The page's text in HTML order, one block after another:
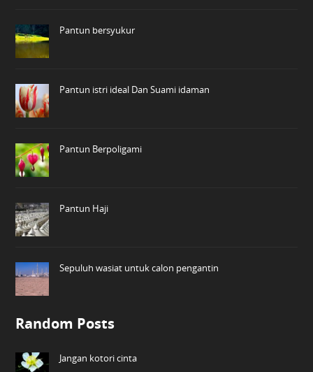
Pantun bersyukur
Pantun istri ideal Dan Suami idaman
Pantun Berpoligami
Pantun Haji
Sepuluh wasiat untuk calon pengantin
Random Posts
Jangan kotori cinta